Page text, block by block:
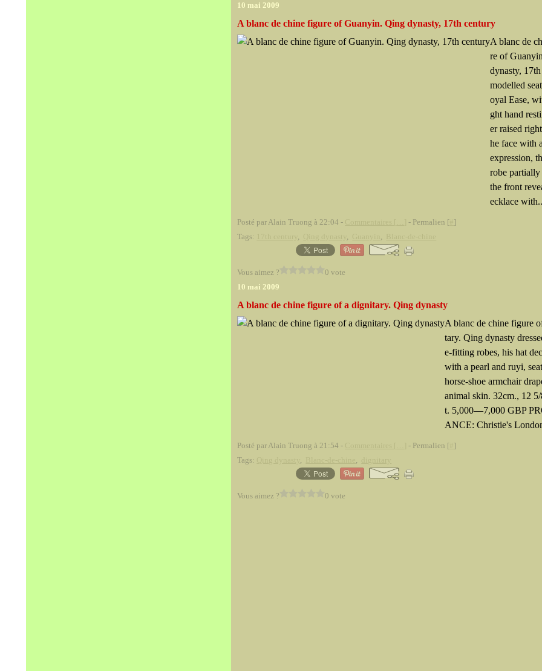
10 mai 2009
A blanc de chine figure of Guanyin. Qing dynasty, 17th century
A blanc de
re of
dynasty,
modelled
oyal Ease,
ght hand
er raised
he face with
expression,
robe partially
the front
ecklace
Posté par Alain Truong à 22:04 - - Permalien [ ]
Tags:
, , ,
Vous aimez ?
0 vote
10 mai 2009
A blanc de chine figure of a dignitary. Qing dynasty
A blanc de chine figure
tary. Qing dynasty
e-fitting robes, his hat
with a pearl and ruyi,
horse-shoe armchair
animal skin. 32cm., 12
t. 5,000—7,000 GBP
ANCE: Christie's
Posté par Alain Truong à 21:54 - - Permalien [ ]
Tags:
, ,
Vous aimez ? 0 vote